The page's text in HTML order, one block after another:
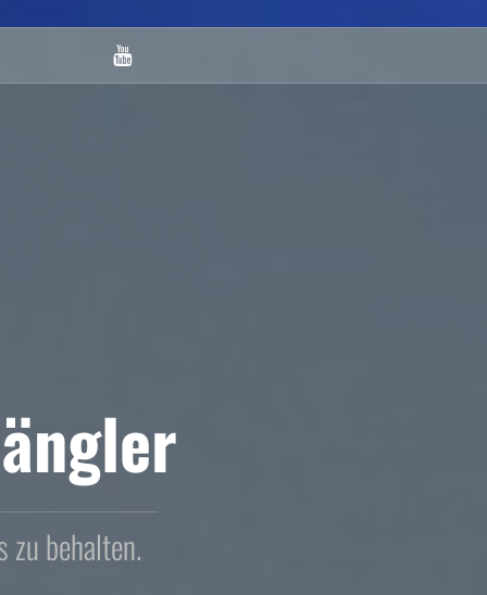
Youtube
zu behalten.